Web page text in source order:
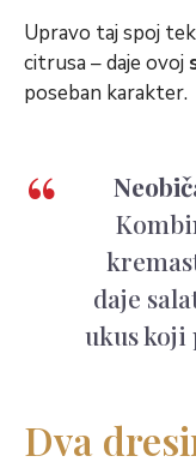
Upravo taj spoj
citrusa – daje ovoj
poseban karakter.
daje
ukus koji
Dva